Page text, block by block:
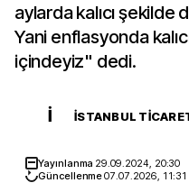
aylarda kalıcı
Yani enflasyonda
içindeyiz" dedi.
İ İSTANBUL
Yayınlanma 29.09.2024, 20:30
Güncellenme07.07.2026, 11:31